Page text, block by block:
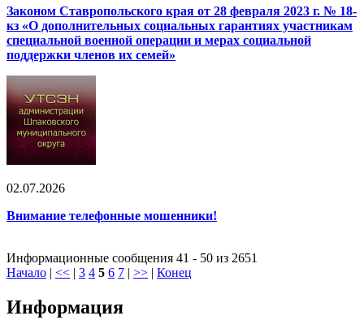
Законом Ставропольского края от 28 февраля 2023 г. № 18-
кз «О дополнительных социальных гарантиях участникам
специальной военной операции и мерах социальной
поддержки членов их семей»
02.07.2026
Внимание телефонные мошенники!
Информационные сообщения 41 - 50 из 2651
Начало | << | 3 4 5 6 7 | >> | Конец
Информация